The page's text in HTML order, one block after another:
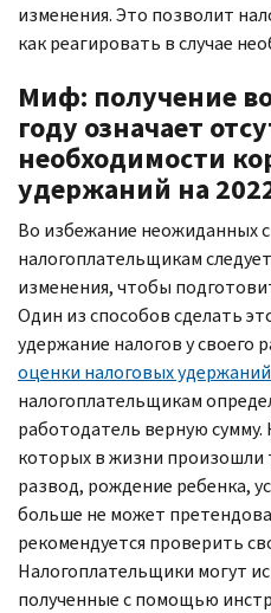
изменения. Это позволит
как реагировать в случае
Миф: получение
году означает
необходимости
удержаний на
Во избежание неожиданных
налогоплательщикам
изменения, чтобы
Один из способов сделать
удержание налогов у своего
оценки налоговых
налогоплательщикам
работодатель верную
которых в жизни произошли
развод, рождение ребенка,
больше не может
рекомендуется проверить
Налогоплательщики могут
полученные с помощью